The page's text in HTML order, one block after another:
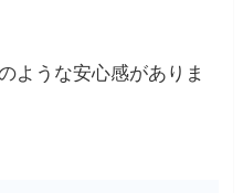
ような安心感がありま